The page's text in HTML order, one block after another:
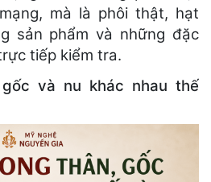
mà là phôi thật, hạt
sản phẩm và những đặc
tiếp kiểm tra.
và nu khác nhau thế